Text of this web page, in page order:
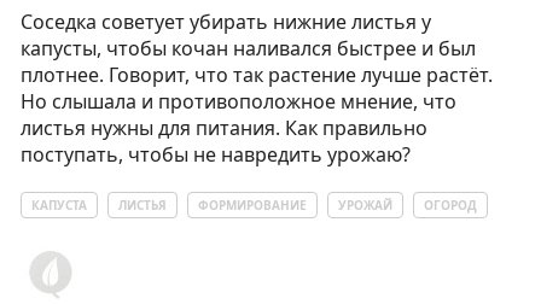
Соседка советует убирать нижние листья у
капусты, чтобы кочан наливался быстрее и был
плотнее. Говорит, что так растение лучше растёт.
Но слышала и противоположное мнение, что
листья нужны для питания. Как правильно
поступать, чтобы не навредить урожаю?
КАПУСТА ЛИСТЬЯ ФОРМИРОВАНИЕ УРОЖАЙ ОГОРОД